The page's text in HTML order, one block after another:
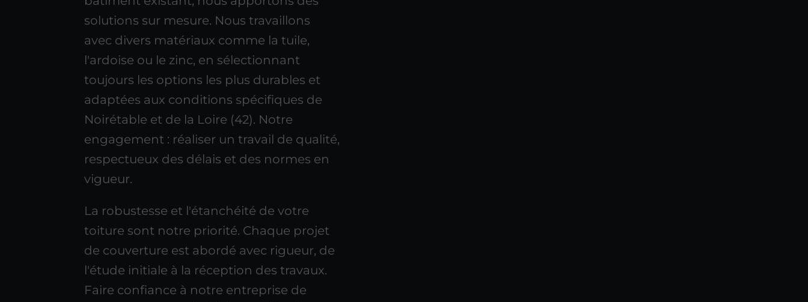
solutions sur mesure. Nous travaillons
avec divers matériaux comme la tuile,
l'ardoise ou le zinc, en sélectionnant
toujours les options les plus durables et
adaptées aux conditions spécifiques de
Noirétable et de la Loire (42). Notre
engagement : réaliser un travail de qualité,
respectueux des délais et des normes en
vigueur.
La robustesse et l'étanchéité de votre
toiture sont notre priorité. Chaque projet
de couverture est abordé avec rigueur, de
l'étude initiale à la réception des travaux.
Faire confiance à notre entreprise de